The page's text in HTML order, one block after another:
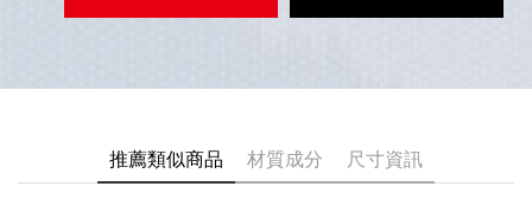
推薦類似商品 材質成分 尺寸資訊